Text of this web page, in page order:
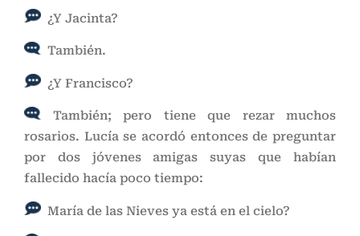
¿Y Jacinta?
También.
¿Y Francisco?
También; pero tiene que rezar muchos
rosarios. Lucía se acordó entonces de preguntar
por dos jóvenes amigas suyas que habían
fallecido hacía poco tiempo:
María de las Nieves ya está en el cielo?